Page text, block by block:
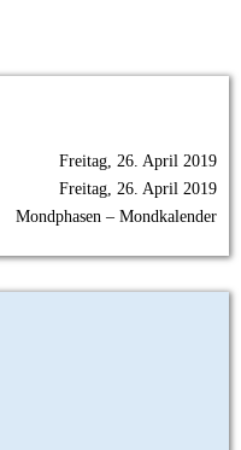
Freitag, 26. April 2019
Freitag, 26. April 2019
Mondphasen – Mondkalender